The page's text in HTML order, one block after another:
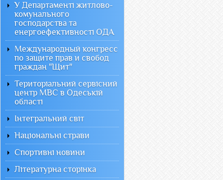
У Департаменті житлово-
комунального
господарства та
енергоефективності ОДА
Международный конгресс
по защите прав и свобод
граждан "Щит"
Територіальний сервісний
центр МВС в Одеській
області
Інтегральний світ
Національні страви
Спортивні новини
Літературна сторінка